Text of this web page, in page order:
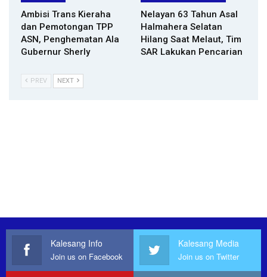
Ambisi Trans Kieraha
dan Pemotongan TPP
ASN, Penghematan Ala
Gubernur Sherly
Nelayan 63 Tahun Asal
Halmahera Selatan
Hilang Saat Melaut, Tim
SAR Lakukan Pencarian
PREV NEXT
Kalesang Info
Join us on Facebook
Kalesang Media
Join us on Twitter